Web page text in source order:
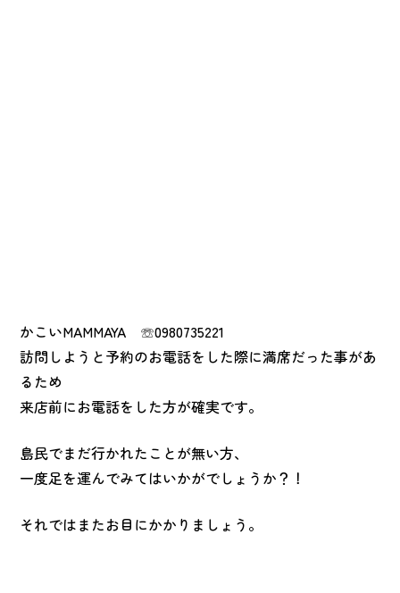
かこいMAMMAYA ☏0980735221
訪問しようと予約のお電話をした際に満席だった事があ
るため
来店前にお電話をした方が確実です。
島民でまだ行かれたことが無い方、
一度足を運んでみてはいかがでしょうか？！
それではまたお目にかかりましょう。